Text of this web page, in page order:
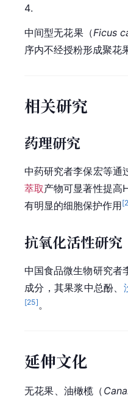
中间型无花果（Ficus
序内不经授粉形成聚花
相关研究
药理研究
中药研究者李保宏等通
萃取产物可显著性提高
有明显的细胞保护作用[
抗氧化活性研究
中国食品微生物研究者
成分，其果浆中总酚、
[25]。
延伸文化
无花果、 油橄榄 （